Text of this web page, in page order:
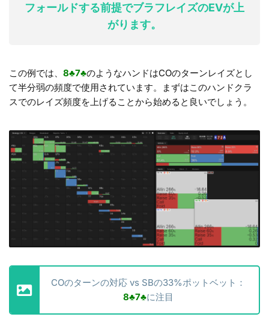
フォールドする前提でブラフレイズのEVが上
がります。
この例では、 8♣7♣のようなハンドはCOのターンレイズとし
て半分弱の頻度で使用されています。まずはこのハンドクラ
スでのレイズ頻度を上げることから始めると良いでしょう。
COのターンの対応 vs SBの33%ポットベット：
8♣7♣に注目